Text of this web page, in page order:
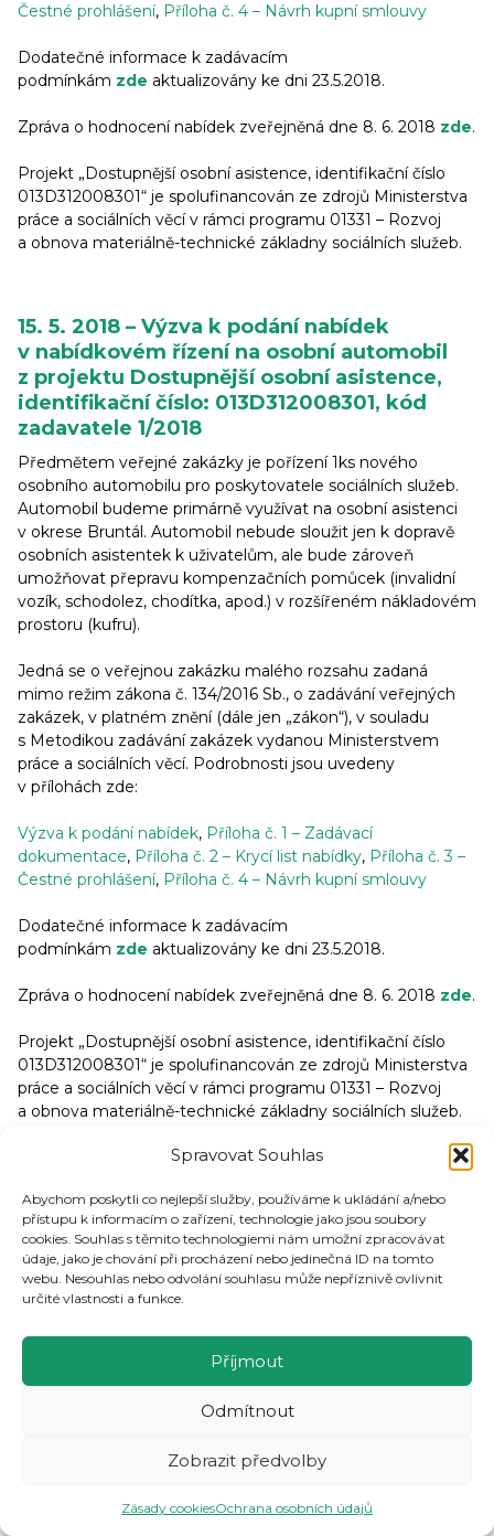
Spravovat Souhlas
Abychom poskytli co nejlepší služby, používáme k ukládání a/nebo
přístupu k informacím o zařízení, technologie jako jsou soubory
cookies. Souhlas s těmito technologiemi nám umožní zpracovávat
údaje, jako je chování při procházení nebo jedinečná ID na tomto
webu. Nesouhlas nebo odvolání souhlasu může nepříznivě ovlivnit
určité vlastnosti a funkce.
Příjmout
Odmítnout
Zobrazit předvolby
Zásady cookiesOchrana osobních údajů
Čestné prohlášení, Příloha č. 4 – Návrh kupní smlouvy
Dodatečné informace k zadávacím
podmínkám zde aktualizovány ke dni 23.5.2018.
Zpráva o hodnocení nabídek zveřejněná dne 8. 6. 2018 zde.
Projekt „Dostupnější osobní asistence, identifikační číslo
013D312008301“ je spolufinancován ze zdrojů Ministerstva
práce a sociálních věcí v rámci programu 01331 – Rozvoj
a obnova materiálně-technické základny sociálních služeb.
15. 5. 2018 – Výzva k podání nabídek
v nabídkovém řízení na osobní automobil
z projektu Dostupnější osobní asistence,
identifikační číslo: 013D312008301, kód
zadavatele 1/2018
Předmětem veřejné zakázky je pořízení 1ks nového
osobního automobilu pro poskytovatele sociálních služeb.
Automobil budeme primárně využívat na osobní asistenci
v okrese Bruntál. Automobil nebude sloužit jen k dopravě
osobních asistentek k uživatelům, ale bude zároveň
umožňovat přepravu kompenzačních pomůcek (invalidní
vozík, schodolez, chodítka, apod.) v rozšířeném nákladovém
prostoru (kufru).
Jedná se o veřejnou zakázku malého rozsahu zadaná
mimo režim zákona č. 134/2016 Sb., o zadávání veřejných
zakázek, v platném znění (dále jen „zákon“), v souladu
s Metodikou zadávání zakázek vydanou Ministerstvem
práce a sociálních věcí. Podrobnosti jsou uvedeny
v přílohách zde:
Výzva k podání nabídek, Příloha č. 1 – Zadávací
dokumentace, Příloha č. 2 – Krycí list nabídky, Příloha č. 3 –
Čestné prohlášení, Příloha č. 4 – Návrh kupní smlouvy
Dodatečné informace k zadávacím
podmínkám zde aktualizovány ke dni 23.5.2018.
Zpráva o hodnocení nabídek zveřejněná dne 8. 6. 2018 zde.
Projekt „Dostupnější osobní asistence, identifikační číslo
013D312008301“ je spolufinancován ze zdrojů Ministerstva
práce a sociálních věcí v rámci programu 01331 – Rozvoj
a obnova materiálně-technické základny sociálních služeb.
14. 5. 2018 – „Klub čaje o páté“ – Výroba
rámečku
Přijměte prosím naše srdečné pozvání na květnové setkání
klubu „Čaj o páté“ v úterý 22.05.2018 od 14. hodiny na
ul. Bieblova 3, Ostrava. V tomto jarním čase si zpříjemníme
aktivizační činnost si vezměte s sebou alespoň tři fotografie
nebo jiné menší obrázky (pohlednice). Těšíme se na Vaši